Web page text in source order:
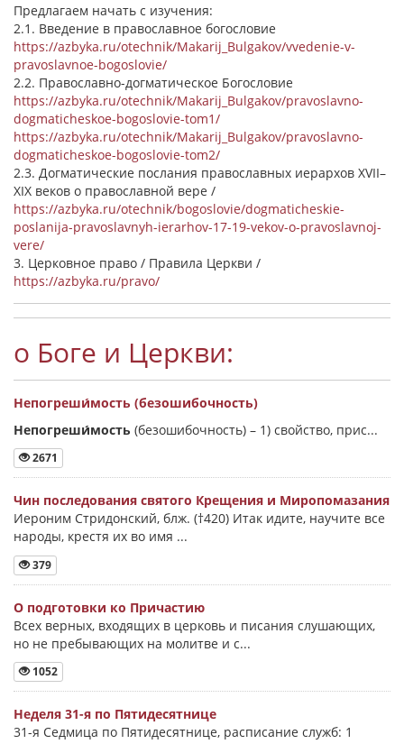
Предлагаем начать с изучения:
2.1. Введение в православное богословие
https://azbyka.ru/otechnik/Makarij_Bulgakov/vvedenie-v-
pravoslavnoe-bogoslovie/
2.2. Православно-догматическое Богословие
https://azbyka.ru/otechnik/Makarij_Bulgakov/pravoslavno-
dogmaticheskoe-bogoslovie-tom1/
https://azbyka.ru/otechnik/Makarij_Bulgakov/pravoslavno-
dogmaticheskoe-bogoslovie-tom2/
2.3. Догматические послания православных иерархов XVII–
XIX веков о православной вере /
https://azbyka.ru/otechnik/bogoslovie/dogmaticheskie-
poslanija-pravoslavnyh-ierarhov-17-19-vekov-o-pravoslavnoj-
vere/
3. Церковное право / Правила Церкви /
https://azbyka.ru/pravo/
о Боге и Церкви:
Непогреши́мость (безошибочность)
Непогреши́мость (безошибочность) – 1) свойство, прис...
2671
Чин последования святого Крещения и Миропомазания
Иероним Стридонский, блж. (†420) Итак идите, научите все
народы, крестя их во имя ...
379
О подготовки ко Причастию
Всех верных, входящих в церковь и писания слушающих,
но не пребывающих на молитве и с...
1052
Неделя 31-я по Пятидесятнице
31-я Седмица по Пятидесятнице, расписание служб: 1